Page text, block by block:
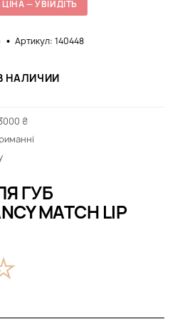
ГУБ
MATCH LIP
— УВІЙДІТЬ
Артикул: 140448
НАЛИЧИИ
₴